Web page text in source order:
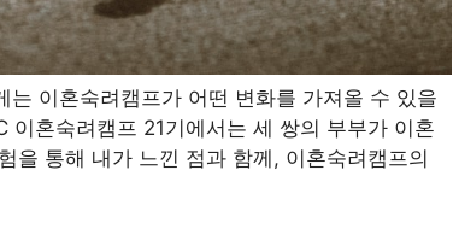
이혼숙려캠프가 어떤 변화를 가져올 수 있을
혼숙려캠프 21기에서는 세 쌍의 부부가 이혼
을 통해 내가 느낀 점과 함께, 이혼숙려캠프의